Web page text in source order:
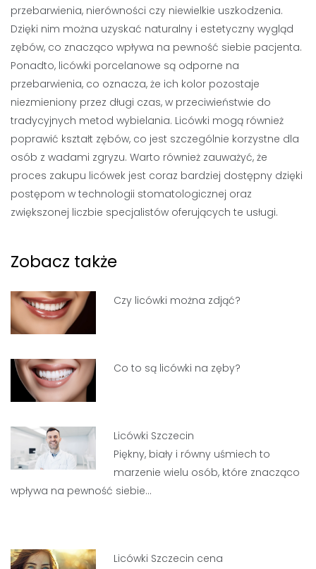
przebarwienia, nierówności czy niewielkie uszkodzenia.
Dzięki nim można uzyskać naturalny i estetyczny wygląd
zębów, co znacząco wpływa na pewność siebie pacjenta.
Ponadto, licówki porcelanowe są odporne na
przebarwienia, co oznacza, że ich kolor pozostaje
niezmieniony przez długi czas, w przeciwieństwie do
tradycyjnych metod wybielania. Licówki mogą również
poprawić kształt zębów, co jest szczególnie korzystne dla
osób z wadami zgryzu. Warto również zauważyć, że
proces zakupu licówek jest coraz bardziej dostępny dzięki
postępom w technologii stomatologicznej oraz
zwiększonej liczbie specjalistów oferujących te usługi.
Zobacz także
Czy licówki można zdjąć?
Co to są licówki na zęby?
Licówki Szczecin
Piękny, biały i równy uśmiech to
marzenie wielu osób, które znacząco
wpływa na pewność siebie…
Licówki Szczecin cena